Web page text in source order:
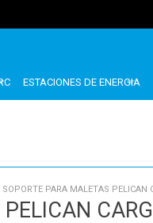
ESTACIONES DE ENERGIA
SOPORTE PARA MALETAS PELICAN